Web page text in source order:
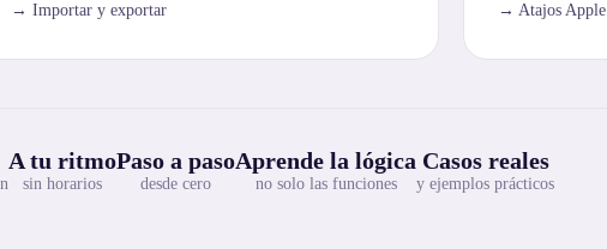
Importar y exportar
Atajos Apple
A tu ritmo
sin horarios
Paso a paso
desde cero
Aprende la lógica
no solo las funciones
Casos reales
y ejemplos prácticos